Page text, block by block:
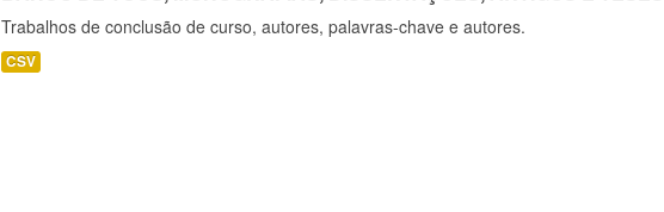
Trabalhos de conclusão de curso, autores, palavras-chave e autores.
CSV